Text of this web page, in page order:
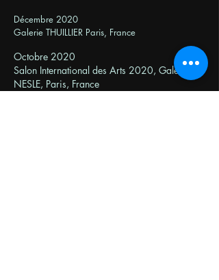
Décembre 2020
Galerie THUILLIER Paris, France
Octobre 2020
Salon International des Arts 2020, Galerie de
NESLE, Paris, France